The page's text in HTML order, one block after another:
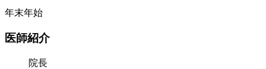
年末年始
医師紹介
院長